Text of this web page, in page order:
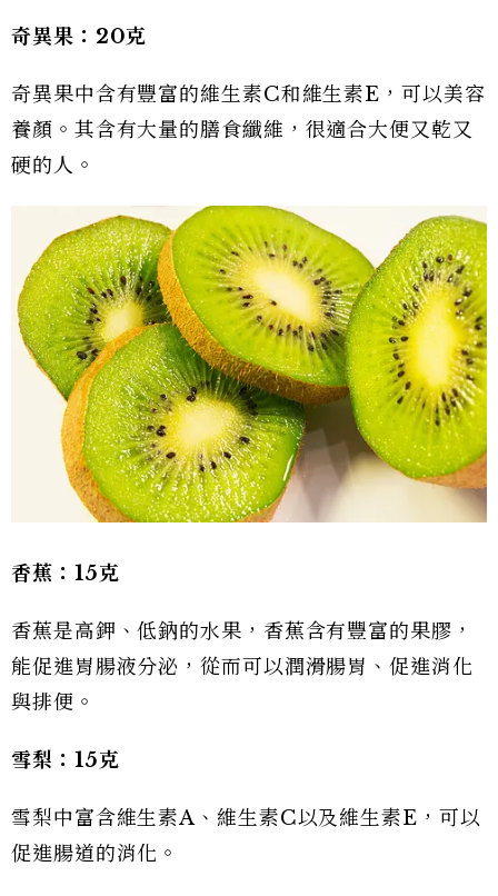
奇異果：20克
奇異果中含有豐富的維生素C和維生素E，可以美容
養顏。其含有大量的膳食纖維，很適合大便又乾又
硬的人。
香蕉：15克
香蕉是高鉀、低鈉的水果，香蕉含有豐富的果膠，
能促進胃腸液分泌，從而可以潤滑腸胃、促進消化
與排便。
雪梨：15克
雪梨中富含維生素A、維生素C以及維生素E，可以
促進腸道的消化。